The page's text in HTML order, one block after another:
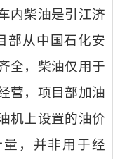
内柴油是引江济
部从中国石化安
全，柴油仅用于
营，项目部加油
机上设置的油价
，并非用于经